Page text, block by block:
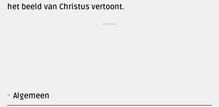
Algemeen
het beeld van Christus vertoont.